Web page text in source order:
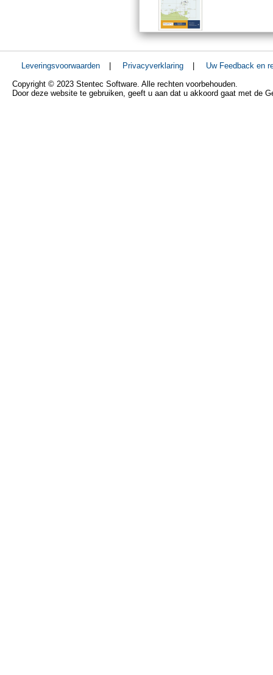
Leveringsvoorwaarden | Privacyverklaring |
Uw Feedback en
Copyright © 2023 Stentec Software. Alle rechten voorbehouden.
Door deze website te gebruiken, geeft u aan dat u akkoord gaat met de